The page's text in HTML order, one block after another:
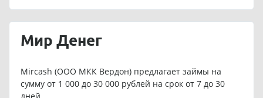
Мир Денег
Mircash (ООО МКК Вердон) предлагает займы на
сумму от 1 000 до 30 000 рублей на срок от 7 до 30